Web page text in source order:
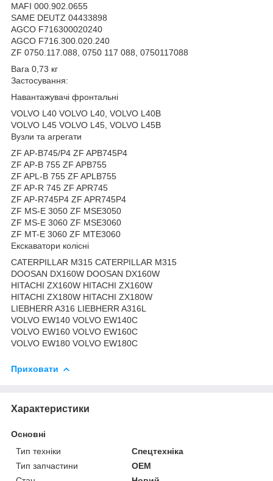
MAFI 000.902.0655
SAME DEUTZ 04433898
AGCO F716300020240
AGCO F716.300.020.240
ZF 0750.117.088, 0750 117 088, 0750117088
Вага 0,73 кг
Застосування:
Навантажувачі фронтальні
VOLVO L40 VOLVO L40, VOLVO L40B
VOLVO L45 VOLVO L45, VOLVO L45B
Вузли та агрегати
ZF AP-B745/P4 ZF APB745P4
ZF AP-B 755 ZF APB755
ZF APL-B 755 ZF APLB755
ZF AP-R 745 ZF APR745
ZF AP-R745P4 ZF APR745P4
ZF MS-E 3050 ZF MSE3050
ZF MS-E 3060 ZF MSE3060
ZF MT-E 3060 ZF MTE3060
Екскаватори колісні
CATERPILLAR M315 CATERPILLAR M315
DOOSAN DX160W DOOSAN DX160W
HITACHI ZX160W HITACHI ZX160W
HITACHI ZX180W HITACHI ZX180W
LIEBHERR A316 LIEBHERR A316L
VOLVO EW140 VOLVO EW140C
VOLVO EW160 VOLVO EW160C
VOLVO EW180 VOLVO EW180C
Приховати
Характеристики
Основні
Тип техніки
Спецтехніка
Тип запчастини
OEM